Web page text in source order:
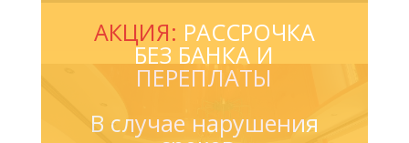
АКЦИЯ: РАССРОЧКА
БЕЗ БАНКА И
ПЕРЕПЛАТЫ
В случае нарушения